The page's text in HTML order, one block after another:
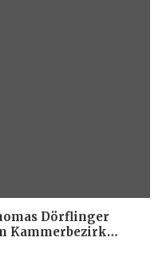
Dörflinger
Kammerbezirk